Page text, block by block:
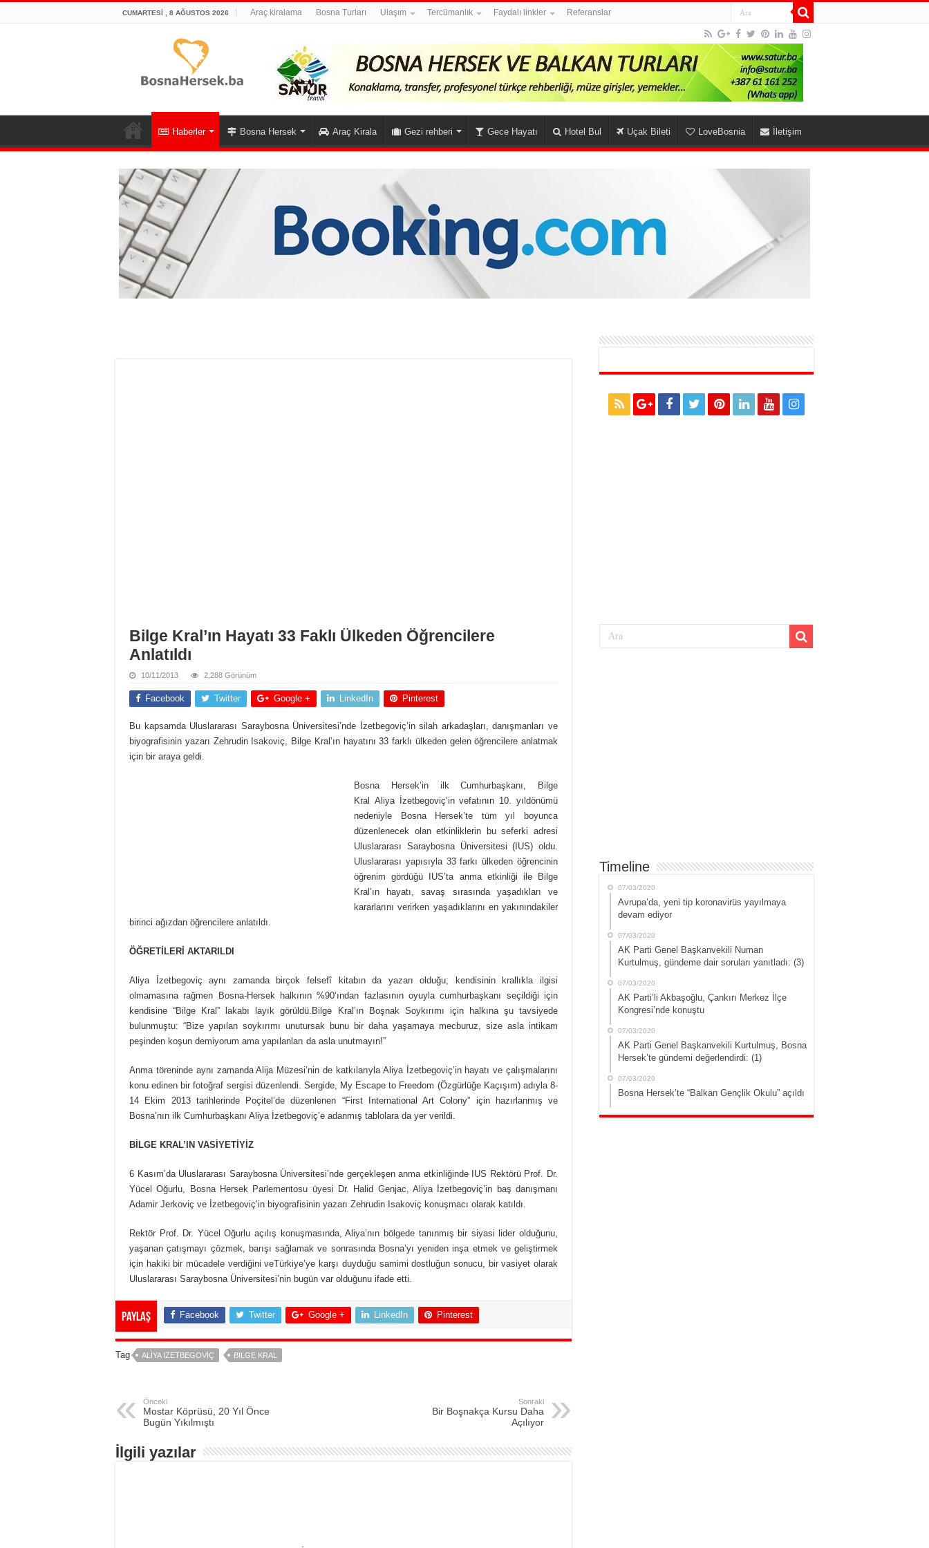
CUMARTESI , 8 AĞUSTOS 2026 Araç kiralama Bosna Turları Ulaşım Tercümanlık Faydalı linkler Referanslar
Haberler Bosna Hersek Araç Kirala Gezi rehberi Gece Hayatı Hotel Bul Uçak Bileti LoveBosnia İletişim
Bilge Kral’ın Hayatı 33 Faklı Ülkeden Öğrencilere
Anlatıldı
10/11/2013 2,288 Görünüm
Facebook Twitter Google + LinkedIn Pinterest
Bu kapsamda Uluslararası Saraybosna Üniversitesi’nde İzetbegoviç’in silah arkadaşları, danışmanları ve
biyografisinin yazarı Zehrudin Isakoviç, Bilge Kral’ın hayatını 33 farklı ülkeden gelen öğrencilere anlatmak
için bir araya geldi.
Bosna Hersek’in ilk Cumhurbaşkanı, Bilge
Kral Aliya İzetbegoviç’in vefatının 10. yıldönümü
nedeniyle Bosna Hersek’te tüm yıl boyunca
düzenlenecek olan etkinliklerin bu seferki adresi
Uluslararası Saraybosna Üniversitesi (IUS) oldu.
Uluslararası yapısıyla 33 farkı ülkeden öğrencinin
öğrenim gördüğü IUS’ta anma etkinliği ile Bilge
Kral’ın hayatı, savaş sırasında yaşadıkları ve
kararlarını verirken yaşadıklarını en yakınındakiler
birinci ağızdan öğrencilere anlatıldı.
ÖĞRETİLERİ AKTARILDI
Aliya İzetbegoviç aynı zamanda birçok felsefî kitabın da yazarı olduğu; kendisinin krallıkla ilgisi
olmamasına rağmen Bosna-Hersek halkının %90’ından fazlasının oyuyla cumhurbaşkanı seçildiği için
kendisine “Bilge Kral” lakabı layık görüldü.Bilge Kral’ın Boşnak Soykırımı için halkına şu tavsiyede
bulunmuştu: “Bize yapılan soykırımı unutursak bunu bir daha yaşamaya mecburuz, size asla intikam
peşinden koşun demiyorum ama yapılanları da asla unutmayın!”
Anma töreninde aynı zamanda Alija Müzesi’nin de katkılarıyla Aliya İzetbegoviç’in hayatı ve çalışmalarını
konu edinen bir fotoğraf sergisi düzenlendi. Sergide, My Escape to Freedom (Özgürlüğe Kaçışım) adıyla 8-
14 Ekim 2013 tarihlerinde Poçitel’de düzenlenen “First International Art Colony” için hazırlanmış ve
Bosna’nın ilk Cumhurbaşkanı Aliya İzetbegoviç’e adanmış tablolara da yer verildi.
BİLGE KRAL’IN VASİYETİYİZ
6 Kasım’da Uluslararası Saraybosna Üniversitesi’nde gerçekleşen anma etkinliğinde IUS Rektörü Prof. Dr.
Yücel Oğurlu, Bosna Hersek Parlementosu üyesi Dr. Halid Genjac, Aliya İzetbegoviç’in baş danışmanı
Adamir Jerkoviç ve İzetbegoviç’in biyografisinin yazarı Zehrudin Isakoviç konuşmacı olarak katıldı.
Rektör Prof. Dr. Yücel Oğurlu açılış konuşmasında, Aliya’nın bölgede tanınmış bir siyasi lider olduğunu,
yaşanan çatışmayı çözmek, barışı sağlamak ve sonrasında Bosna’yı yeniden inşa etmek ve geliştirmek
için hakiki bir mücadele verdiğini veTürkiye’ye karşı duyduğu samimi dostluğun sonucu, bir vasiyet olarak
Uluslararası Saraybosna Üniversitesi’nin bugün var olduğunu ifade etti.
Paylaş Facebook Twitter Google + LinkedIn Pinterest
Tag ALIYA IZETBEGOVIÇ BILGE KRAL
Önceki
Mostar Köprüsü, 20 Yıl Önce
Bugün Yıkılmıştı
Sonraki
Bir Boşnakça Kursu Daha
Açılıyor
İlgili yazılar
Timeline
07/03/2020
Avrupa’da, yeni tip koronavirüs yayılmaya
devam ediyor
07/03/2020
AK Parti Genel Başkanvekili Numan
Kurtulmuş, gündeme dair soruları yanıtladı: (3)
07/03/2020
AK Parti’li Akbaşoğlu, Çankırı Merkez İlçe
Kongresi’nde konuştu
07/03/2020
AK Parti Genel Başkanvekili Kurtulmuş, Bosna
Hersek’te gündemi değerlendirdi: (1)
07/03/2020
Bosna Hersek’te “Balkan Gençlik Okulu” açıldı